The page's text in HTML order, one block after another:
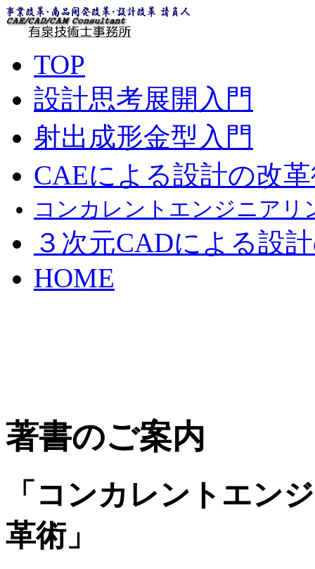
TOP
設計思考展開入門
射出成形金型入門
CAEによる設計の改
コンカレントエンジニアリ
３次元CADによる設
HOME
著書のご案内
「コンカレントエン
革術」